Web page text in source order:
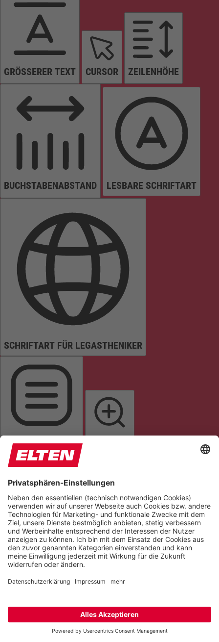
GRÖSSERER TEXT CURSOR ZEILENHÖHE
BUCHSTABENABSTAND LESBARE SCHRIFTART
SCHRIFTART FÜR LEGASTHENIKER
LINKS HERVORHEBEN
Farben